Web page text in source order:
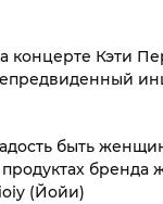
концерте Кэти
быть
бренда
(Йойи)